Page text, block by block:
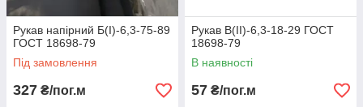
Рукав напірний Б(I)-6,3-75-89
ГОСТ 18698-79
Під замовлення
327 ₴/пог.м
Рукав В(II)-6,3-18-29 ГОСТ
18698-79
В наявності
57 ₴/пог.м